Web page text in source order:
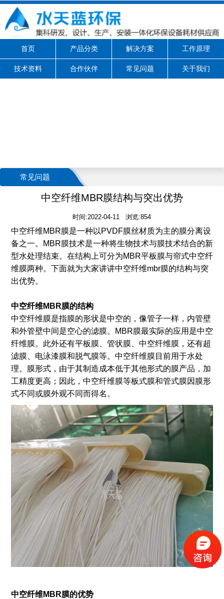
首页 产品分类 解决方案 工作原理
技术资料 合作伙伴 常见问题 关于我们
常见问题
中空纤维MBR膜结构与突出优势
时间:2022-04-11 浏览:854
中空纤维MBR膜是一种以PVDF膜丝材质为主的膜分离设
备之一。MBR膜技术是一种将生物技术与膜技术结合的新
型水处理结束。在结构上可分为MBR平板膜与帘式中空纤
维膜两种。下面就为大家讲讲中空纤维mbr膜的结构与突
出优势。
中空纤维MBR膜的结构
中空纤维膜是指膜的形状是中空的，像管子一样，内管壁
和外管壁中间是空心的滤膜。MBR膜最实际的应用是中空
纤维膜。此外还有平板膜、管状膜、中空纤维膜，还有超
滤膜、电泳漆膜和脱气膜等。中空纤维膜目前用于水处
理。膜形式，由于其制造成本低于其他形式的膜产品，加
工精度更高；因此，中空纤维膜等板式膜和管式膜因膜形
式不同或膜外观不同而得名。
中空纤维MBR膜的优势